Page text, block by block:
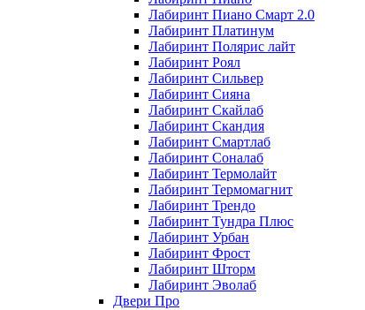
Лабиринт Пиано Смарт 2.0
Лабиринт Платинум
Лабиринт Полярис лайт
Лабиринт Роял
Лабиринт Сильвер
Лабиринт Сияна
Лабиринт Скайлаб
Лабиринт Скандия
Лабиринт Смартлаб
Лабиринт Соналаб
Лабиринт Термолайт
Лабиринт Термомагнит
Лабиринт Трендо
Лабиринт Тундра Плюс
Лабиринт Урбан
Лабиринт Фрост
Лабиринт Шторм
Лабиринт Эволаб
Двери Про